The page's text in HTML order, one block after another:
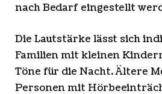
nach Bedarf eingestellt
Die Lautstärke lässt sich
Familien mit kleinen
Töne für die Nacht. Ältere
Personen mit